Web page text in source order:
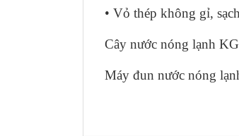
• Vỏ thép không gỉ,
Cây nước nóng lạnh
Máy đun nước nóng